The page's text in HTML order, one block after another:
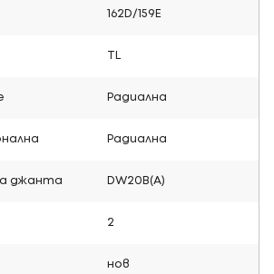
162D/159E
Радиална
Радиална
джанта DW20B(A)
2
нов